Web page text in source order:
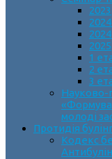
2023
2025
1
2
3
Науково-
молоді
Протидія
Кодекс